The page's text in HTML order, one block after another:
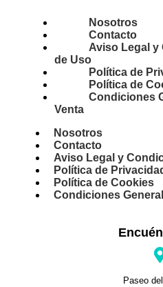
Nosotros
Contacto
Aviso Legal y
de Uso
Política de
Política de
Condiciones
Venta
Nosotros
Contacto
Aviso Legal y
Política de
Política de Cookies
Condiciones
Paseo